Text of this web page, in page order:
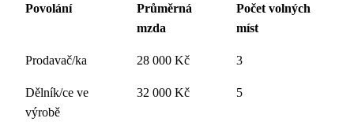
Povolání
Průměrná
mzda
Počet volných
míst
Prodavač/ka 28 000 Kč 3
Dělník/ce ve
výrobě
32 000 Kč 5